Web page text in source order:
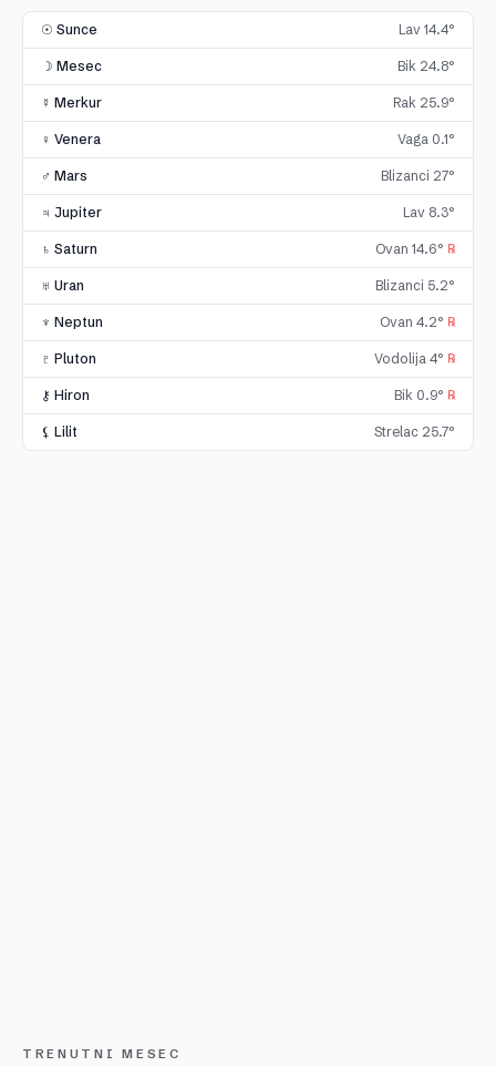
☉ Sunce Lav 14.4°
☽ Mesec Bik 24.8°
☿ Merkur Rak 25.9°
♀ Venera Vaga 0.1°
♂ Mars Blizanci 27°
♃ Jupiter Lav 8.3°
♄ Saturn Ovan 14.6° ℞
♅ Uran Blizanci 5.2°
♆ Neptun Ovan 4.2° ℞
♇ Pluton Vodolija 4° ℞
⚷ Hiron Bik 0.9° ℞
⚸ Lilit Strelac 25.7°
TRENUTNI MESEC